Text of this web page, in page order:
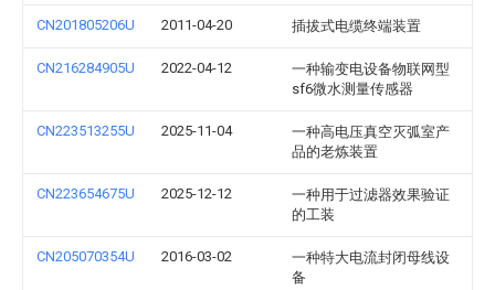
CN201805206U 2011-04-20 插拔式电缆终端装置
CN216284905U 2022-04-12
一种输变电设备物联网型
sf6微水测量传感器
CN223513255U 2025-11-04
一种高电压真空灭弧室产
品的老炼装置
CN223654675U 2025-12-12
一种用于过滤器效果验证
的工装
CN205070354U 2016-03-02
一种特大电流封闭母线设
备